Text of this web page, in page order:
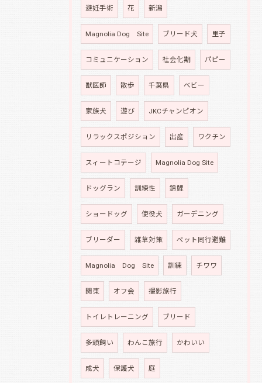
避妊手術 花 新潟
Magnolia Dog Site ブリード犬 里子
コミュニケーション 社会化期 パピー
獣医師 散歩 千葉県 ベビー
家族犬 遊び JKCチャンピオン
リラックスポジション 出産 ワクチン
スィートコテージ Magnolia Dog Site
ドッグラン 訓練性 錦鯉
ショードッグ 使役犬 ガーデニング
ブリーダー 雑草対策 ペット同行避難
Magnolia Dog Site 訓練 チワワ
関東 オフ会 撮影旅行
トイレトレーニング ブリード
多頭飼い わんこ旅行 かわいい
成犬 保護犬 庭